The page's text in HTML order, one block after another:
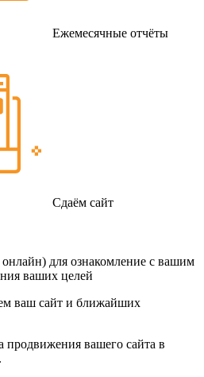
Ежемесячные отчёты
Сдаём сайт
для ознакомление с вашим
ваших целей
ваш сайт и ближайших
вашего сайта в